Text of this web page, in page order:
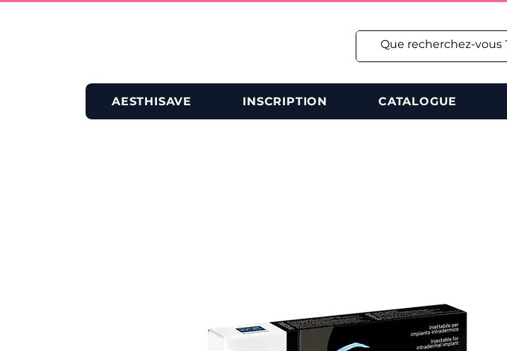
AESTHISAVE INSCRIPTION CATALOGUE